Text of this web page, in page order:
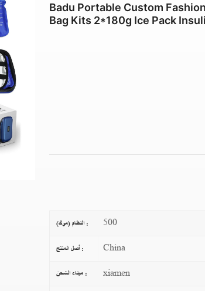
Badu Portable Custom
Bag Kits 2*180g Ice Pack
النظام (موك) : 500
أصل المنتج : China
ميناء الشحن : xiamen